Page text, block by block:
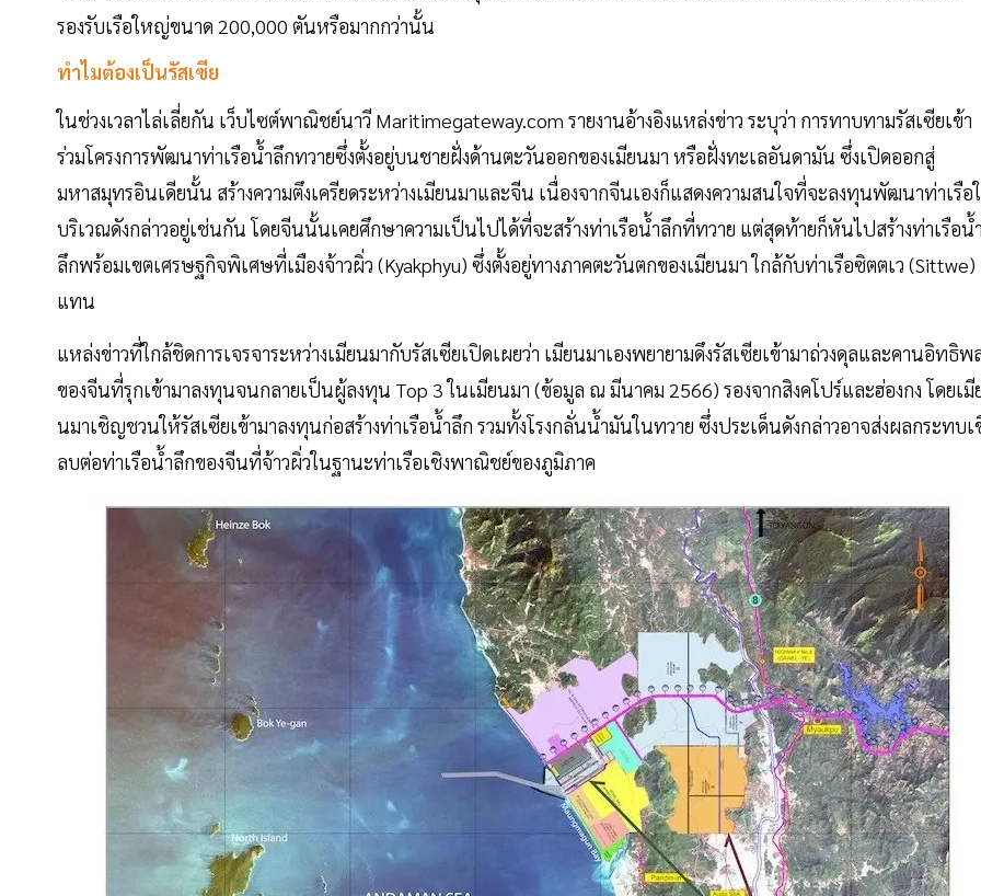
รองรับเรือใหญ่ขนาด 200,000 ตันหรือมากกว่านั้น
ทำไมต้องเป็นรัสเซีย
ในช่วงเวลาไล่เลี่ยกัน เว็บไซต์พาณิชย์นาวี Maritimegateway.com รายงานอ้างอิงแหล่งข่าว ระบุว่า การทาบทามรัสเซียเข้า
ร่วมโครงการพัฒนาท่าเรือน้ำลึกทวายซึ่งตั้งอยู่บนชายฝั่งด้านตะวันออกของเมียนมา หรือฝั่งทะเลอันดามัน ซึ่งเปิดออกสู่
มหาสมุทรอินเดียนั้น สร้างความตึงเครียดระหว่างเมียนมาและจีน เนื่องจากจีนเองก็แสดงความสนใจที่จะลงทุนพัฒนาท่าเรือ
บริเวณดังกล่าวอยู่เช่นกัน โดยจีนนั้นเคยศึกษาความเป็นไปได้ที่จะสร้างท่าเรือน้ำลึกที่ทวาย แต่สุดท้ายก็หันไปสร้างท่าเรือน้
ลึกพร้อมเขตเศรษฐกิจพิเศษที่เมืองจ้าวผิ่ว (Kyakphyu) ซึ่งตั้งอยู่ทางภาคตะวันตกของเมียนมา ใกล้กับท่าเรือซิตตเว (Sittwe)
แทน
แหล่งข่าวที่ใกล้ชิดการเจรจาระหว่างเมียนมากับรัสเซียเปิดเผยว่า เมียนมาเองพยายามดึงรัสเซียเข้ามาถ่วงดุลและคานอิทธิพ
ของจีนที่รุกเข้ามาลงทุนจนกลายเป็นผู้ลงทุน Top 3 ในเมียนมา (ข้อมูล ณ มีนาคม 2566) รองจากสิงคโปร์และฮ่องกง โดยเมี
นมาเชิญชวนให้รัสเซียเข้ามาลงทุนก่อสร้างท่าเรือน้ำลึก รวมทั้งโรงกลั่นน้ำมันในทวาย ซึ่งประเด็นดังกล่าวอาจส่งผลกระทบเ
ลบต่อท่าเรือน้ำลึกของจีนที่จ้าวผิ่วในฐานะท่าเรือเชิงพาณิชย์ของภูมิภาค